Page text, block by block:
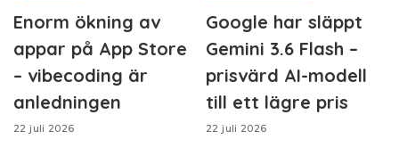
Enorm ökning av
appar på App Store
– vibecoding är
anledningen
22 juli 2026
Google har släppt
Gemini 3.6 Flash –
prisvärd AI-modell
till ett lägre pris
22 juli 2026